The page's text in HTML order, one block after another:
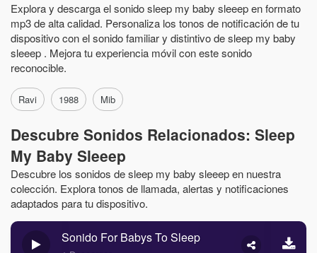
Explora y descarga el sonido sleep my baby sleeep en formato
mp3 de alta calidad. Personaliza los tonos de notificación de tu
dispositivo con el sonido familiar y distintivo de sleep my baby
sleeep . Mejora tu experiencia móvil con este sonido
reconocible.
Ravi 1988 Mib
Descubre Sonidos Relacionados: Sleep
My Baby Sleeep
Descubre los sonidos de sleep my baby sleeep en nuestra
colección. Explora tonos de llamada, alertas y notificaciones
adaptados para tu dispositivo.
Sonido For Babys To Sleep